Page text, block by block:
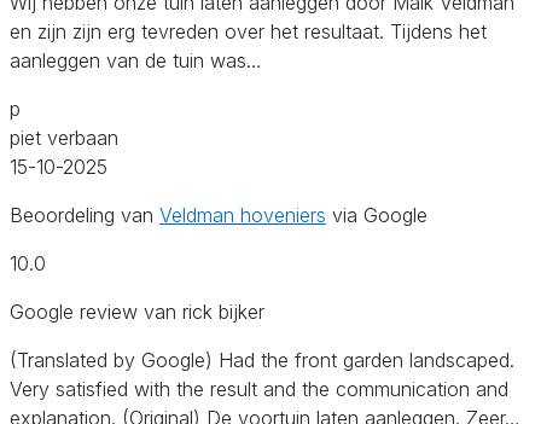
en zijn zijn erg tevreden over het resultaat. Tijdens het
aanleggen van de tuin was…
p
piet verbaan
15-10-2025
Beoordeling van Veldman hoveniers via Google
10.0
Google review van rick bijker
(Translated by Google) Had the front garden landscaped.
Very satisfied with the result and the communication and
explanation. (Original) De voortuin laten aanleggen. Zeer…